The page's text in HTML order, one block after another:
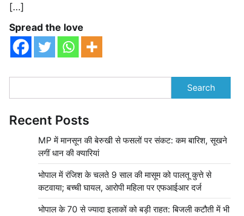
[…]
Spread the love
Search
Recent Posts
MP में मानसून की बेरुखी से फसलों पर संकट: कम बारिश, सूखने
लगीं धान की क्यारियां
भोपाल में रंजिश के चलते 9 साल की मासूम को पालतू कुत्ते से
कटवाया; बच्ची घायल, आरोपी महिला पर एफआईआर दर्ज
भोपाल के 70 से ज्यादा इलाकों को बड़ी राहत: बिजली कटौती में भी